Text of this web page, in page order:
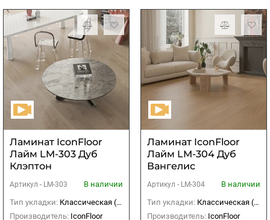
Ламинат IconFloor
Лайм LM-303 Дуб
Клэптон
Артикул - LM-303
В наличии
Тип укладки: Классическая (прямая)
Производитель: IconFloor
Ламинат IconFloor
Лайм LM-304 Дуб
Вангелис
Артикул - LM-304
В наличии
Тип укладки: Классическая (прямая)
Производитель: IconFloor